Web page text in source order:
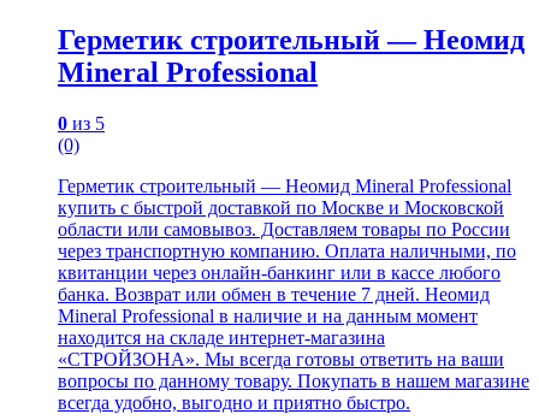
Герметик строительный — Неомид
Mineral Professional
0 из 5
(0)
Герметик строительный — Неомид Mineral Professional
купить с быстрой доставкой по Москве и Московской
области или самовывоз. Доставляем товары по России
через транспортную компанию. Оплата наличными, по
квитанции через онлайн-банкинг или в кассе любого
банка. Возврат или обмен в течение 7 дней. Неомид
Mineral Professional в наличие и на данным момент
находится на складе интернет-магазина
«СТРОЙЗОНА». Мы всегда готовы ответить на ваши
вопросы по данному товару. Покупать в нашем магазине
всегда удобно, выгодно и приятно быстро.